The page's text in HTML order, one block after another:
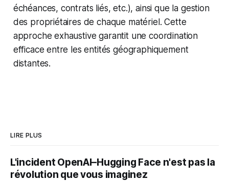
échéances, contrats liés, etc.), ainsi que la gestion
des propriétaires de chaque matériel. Cette
approche exhaustive garantit une coordination
efficace entre les entités géographiquement
distantes.
LIRE PLUS
L'incident OpenAI–Hugging Face n'est pas la
révolution que vous imaginez